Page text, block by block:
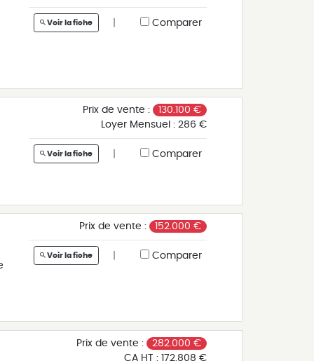
Voir la fiche Comparer
Prix de vente :
130.100 €
Loyer Mensuel :286 €
Voir la fiche Comparer
Prix de vente : 152.000 €
Voir la fiche Comparer
Prix de vente : 282.000 €
CA HT :172.808 €